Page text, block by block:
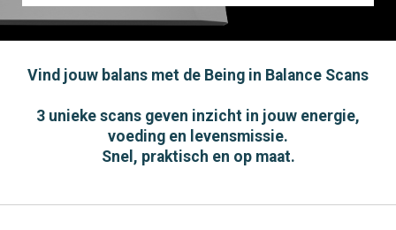
Vind jouw balans met de Being in Balance Scans
3 unieke scans geven inzicht in jouw energie,
voeding en levensmissie.
Snel, praktisch en op maat.